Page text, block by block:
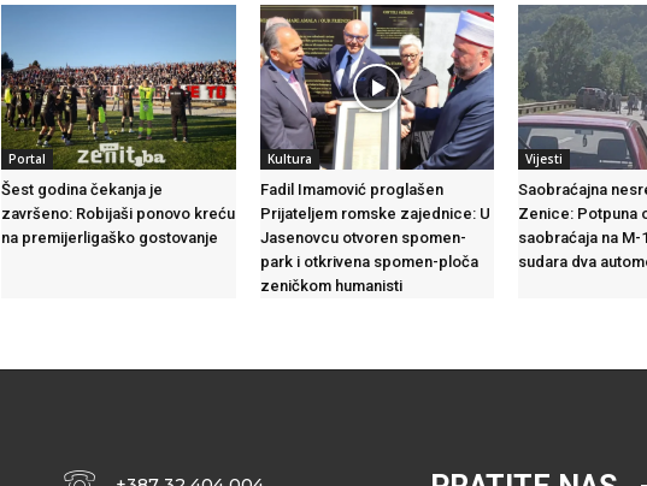
Portal
Šest godina čekanja je
završeno: Robijaši ponovo kreću
na premijerligaško gostovanje
Kultura
Fadil Imamović proglašen
Prijateljem romske zajednice: U
Jasenovcu otvoren spomen-
park i otkrivena spomen-ploča
zeničkom humanisti
Vijesti
Saobraćajna
Zenice: Potpuna
saobraćaja na M-
sudara dva